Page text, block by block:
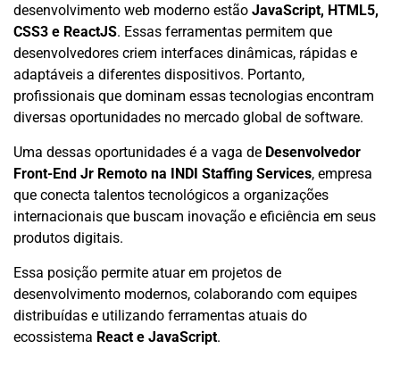
desenvolvimento web moderno estão JavaScript, HTML5,
CSS3 e ReactJS. Essas ferramentas permitem que
desenvolvedores criem interfaces dinâmicas, rápidas e
adaptáveis a diferentes dispositivos. Portanto,
profissionais que dominam essas tecnologias encontram
diversas oportunidades no mercado global de software.
Uma dessas oportunidades é a vaga de Desenvolvedor
Front-End Jr Remoto na INDI Staffing Services, empresa
que conecta talentos tecnológicos a organizações
internacionais que buscam inovação e eficiência em seus
produtos digitais.
Essa posição permite atuar em projetos de
desenvolvimento modernos, colaborando com equipes
distribuídas e utilizando ferramentas atuais do
ecossistema React e JavaScript.